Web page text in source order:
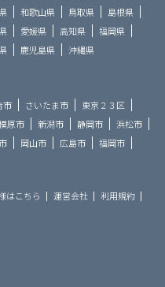
和歌山県 鳥取県
島根県
愛媛県 高知県
福岡県
鹿児島県 沖縄県
市 さいたま市
東京２３区
原市 新潟市 静岡市
浜松市
岡山市 広島市
福岡市
はこちら 運営会社
利用規約